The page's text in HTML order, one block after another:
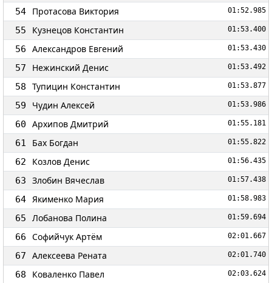
54 Протасова Виктория 01:52.985
55 Кузнецов Константин 01:53.400
56 Александров Евгений 01:53.430
57 Нежинский Денис 01:53.492
58 Тупицин Константин 01:53.877
59 Чудин Алексей 01:53.986
60 Архипов Дмитрий 01:55.181
61 Бах Богдан 01:55.822
62 Козлов Денис 01:56.435
63 Злобин Вячеслав 01:57.438
64 Якименко Мария 01:58.983
65 Лобанова Полина 01:59.694
66 Софийчук Артём 02:01.667
67 Алексеева Рената 02:01.740
68 Коваленко Павел 02:03.624